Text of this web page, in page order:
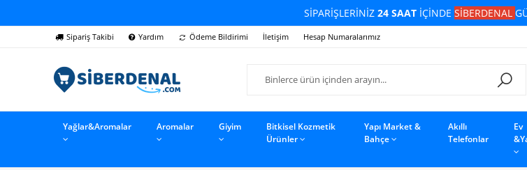
SİPARİŞLERİNİZ 24 SAATİÇİNDE SİBERDENAL
Sipariş Takibi Yardım Ödeme Bildirimi İletişim Hesap Numaralarımız
Yağlar&Aromalar Aromalar Giyim
Bitkisel Kozmetik
Ürünler
Yapı Market &
Bahçe
Akıllı
Telefonlar
Ev